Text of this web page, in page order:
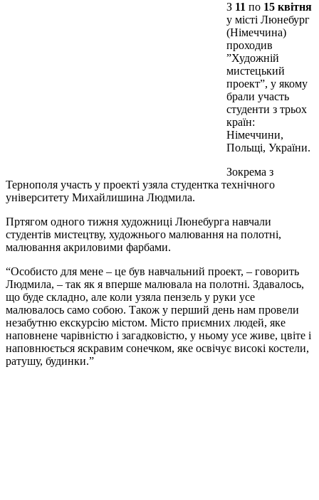
З 11 по 15 квітня
у місті Люнебург
(Німеччина)
проходив
”Художній
мистецький
проект”, у якому
брали участь
студенти з трьох
країн:
Німеччини,
Польщі, України.
Зокрема з
Тернополя участь у проекті узяла студентка технічного
університету Михайлишина Людмила.
Пртягом одного тижня художниці Люнебурга навчали
студентів мистецтву, художнього малювання на полотні,
малювання акриловими фарбами.
“Особисто для мене – це був навчальний проект, – говорить
Людмила, – так як я вперше малювала на полотні. Здавалось,
що буде складно, але коли узяла пензель у руки усе
малювалось само собою. Також у перший день нам провели
незабутню екскурсію містом. Місто приємних людей, яке
наповнене чарівністю і загадковістю, у ньому усе живе, цвіте і
наповнюється яскравим сонечком, яке освічує високі костели,
ратушу, будинки.”